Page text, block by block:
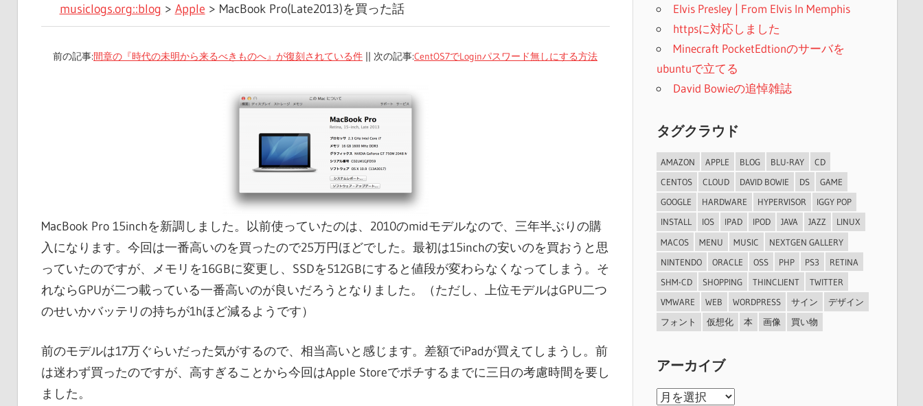
musiclogs.org::blog > Apple > MacBook Pro(Late2013)を買った話
前の記事:間章の『時代の未明から来るべきものへ』が復刻されている件 || 次の記事:CentOS7でLoginパスワード無しにする方法
MacBook Pro 15inchを新調しました。以前使っていたのは、2010のmidモデルなので、三年半ぶりの購
入になります。今回は一番高いのを買ったので25万円ほどでした。最初は15inchの安いのを買おうと思
っていたのですが、メモリを16GBに変更し、SSDを512GBにすると値段が変わらなくなってしまう。そ
れならGPUが二つ載っている一番高いのが良いだろうとなりました。（ただし、上位モデルはGPU二つ
のせいかバッテリの持ちが1hほど減るようです）
前のモデルは17万ぐらいだった気がするので、相当高いと感じます。差額でiPadが買えてしまうし。前
は迷わず買ったのですが、高すぎることから今回はApple Storeでポチするまでに三日の考慮時間を要し
ました。
Elvis Presley | From Elvis In Memphis
httpsに対応しました
Minecraft PocketEdtionのサーバを
ubuntuで立てる
David Bowieの追悼雑誌
タグクラウド
AMAZON APPLE BLOG BLU-RAY
CD
CENTOS
CLOUD DAVID BOWIE DS
GAME
GOOGLE
HARDWARE HYPERVISOR
IGGY POP
INSTALL
IOS IPAD IPOD JAVA JAZZ
LINUX
MACOS
MENU MUSIC
NEXTGEN GALLERY
NINTENDO
ORACLE OSS PHP PS3
RETINA
SHM-CD
SHOPPING THINCLIENT
TWITTER
VMWARE
WEB WORDPRESS サイン
デザイン
フォント
仮想化 本 画像 買い物
アーカイブ
ア